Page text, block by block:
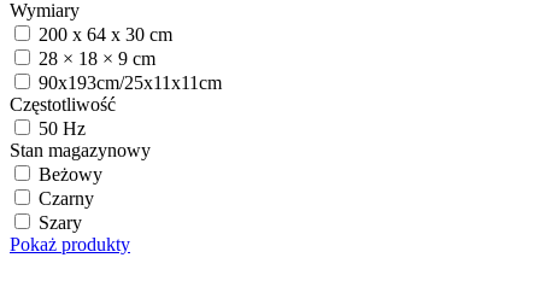
Wymiary
200 x 64 x 30 cm
28 × 18 × 9 cm
90x193cm/25x11x11cm
Częstotliwość
50 Hz
Stan magazynowy
Beżowy
Czarny
Szary
Pokaż produkty